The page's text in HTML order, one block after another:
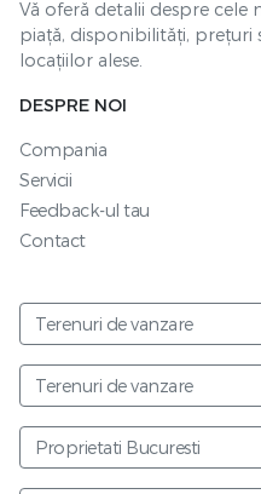
Vă oferă detalii despre
piață, disponibilități,
locațiilor alese.
DESPRE NOI
Compania
Servicii
Feedback-ul tau
Contact
Terenuri de vanzare
Terenuri de vanzare
Proprietati Bucuresti